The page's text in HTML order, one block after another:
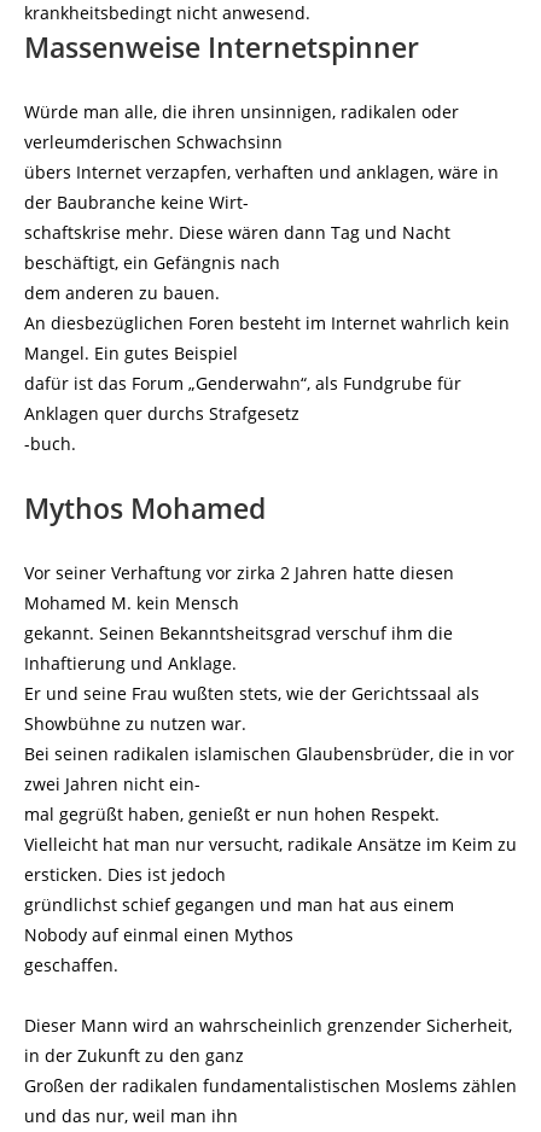
krankheitsbedingt nicht anwesend.
Massenweise Internetspinner
Würde man alle, die ihren unsinnigen, radikalen oder
verleumderischen Schwachsinn
übers Internet verzapfen, verhaften und anklagen, wäre in
der Baubranche keine Wirt-
schaftskrise mehr. Diese wären dann Tag und Nacht
beschäftigt, ein Gefängnis nach
dem anderen zu bauen.
An diesbezüglichen Foren besteht im Internet wahrlich kein
Mangel. Ein gutes Beispiel
dafür ist das Forum „Genderwahn“, als Fundgrube für
Anklagen quer durchs Strafgesetz
-buch.
Mythos Mohamed
Vor seiner Verhaftung vor zirka 2 Jahren hatte diesen
Mohamed M. kein Mensch
gekannt. Seinen Bekanntsheitsgrad verschuf ihm die
Inhaftierung und Anklage.
Er und seine Frau wußten stets, wie der Gerichtssaal als
Showbühne zu nutzen war.
Bei seinen radikalen islamischen Glaubensbrüder, die in vor
zwei Jahren nicht ein-
mal gegrüßt haben, genießt er nun hohen Respekt.
Vielleicht hat man nur versucht, radikale Ansätze im Keim zu
ersticken. Dies ist jedoch
gründlichst schief gegangen und man hat aus einem
Nobody auf einmal einen Mythos
geschaffen.
Dieser Mann wird an wahrscheinlich grenzender Sicherheit,
in der Zukunft zu den ganz
Großen der radikalen fundamentalistischen Moslems zählen
und das nur, weil man ihn